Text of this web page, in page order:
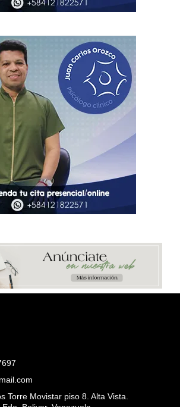
Torre Movistar piso 8. Alta Vista.